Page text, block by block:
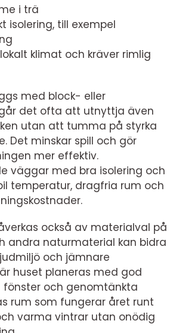
i trä
isolering, till exempel
klimat och kräver rimlig
med block- eller
det ofta att utnyttja även
utan att tumma på styrka
Det minskar spill och gör
mer effektiv.
väggar med bra isolering och
temperatur, dragfria rum och
också av materialval på
andra naturmaterial kan bidra
och jämnare
huset planeras med god
fönster och genomtänkta
rum som fungerar året runt
varma vintrar utan onödig